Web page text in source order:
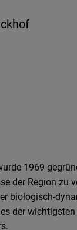
1969
der Region zu
biologisch-
der wichtigsten